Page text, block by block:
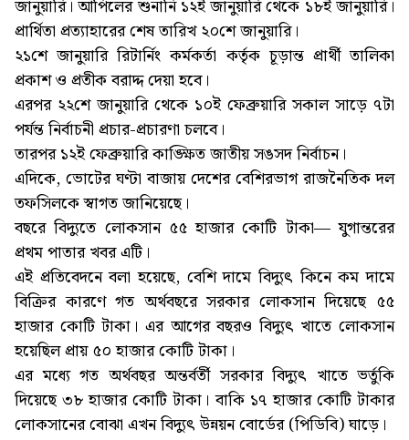
জানুয়ারি। আপিলের শুনানি ১২ই জানুয়ারি থেকে ১৮ই জানুয়ারি।
প্রার্থিতা প্রত্যাহারের শেষ তারিখ ২০শে জানুয়ারি।
২১শে জানুয়ারি রিটার্নিং কর্মকর্তা কর্তৃক চূড়ান্ত প্রার্থী তালিকা
প্রকাশ ও প্রতীক বরাদ্দ দেয়া হবে।
এরপর ২২শে জানুয়ারি থেকে ১০ই ফেব্রুয়ারি সকাল সাড়ে ৭টা
পর্যন্ত নির্বাচনী প্রচার-প্রচারণা চলবে।
তারপর ১২ই ফেব্রুয়ারি কাঙ্ক্ষিত জাতীয় সঙসদ নির্বাচন।
এদিকে, ভোটের ঘণ্টা বাজায় দেশের বেশিরভাগ রাজনৈতিক দল
তফসিলকে স্বাগত জানিয়েছে।
বছরে বিদ্যুতে লোকসান ৫৫ হাজার কোটি টাকা— যুগান্তরের
প্রথম পাতার খবর এটি।
এই প্রতিবেদনে বলা হয়েছে, বেশি দামে বিদ্যুৎ কিনে কম দামে
বিক্রির কারণে গত অর্থবছরে সরকার লোকসান দিয়েছে ৫৫
হাজার কোটি টাকা। এর আগের বছরও বিদ্যুৎ খাতে লোকসান
হয়েছিল প্রায় ৫০ হাজার কোটি টাকা।
এর মধ্যে গত অর্থবছর অন্তর্বর্তী সরকার বিদ্যুৎ খাতে ভর্তুকি
দিয়েছে ৩৮ হাজার কোটি টাকা। বাকি ১৭ হাজার কোটি টাকার
লোকসানের বোঝা এখন বিদ্যুৎ উন্নয়ন বোর্ডের (পিডিবি) ঘাড়ে।